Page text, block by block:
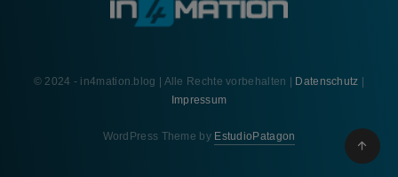
© 2024 - in4mation.blog | Alle Rechte vorbehalten | Datenschutz |
Impressum
WordPress Theme by EstudioPatagon